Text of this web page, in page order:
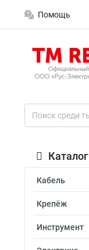
Помощь
Каталог
Кабель
Крепёж
Инструмент